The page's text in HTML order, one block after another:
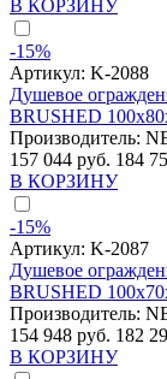
В КОРЗИНУ
-15%
Артикул: K-2088
Душевое
BRUSHED
Производитель:
157 044 руб. 184
В КОРЗИНУ
-15%
Артикул: K-2087
Душевое
BRUSHED
Производитель:
154 948 руб. 182
В КОРЗИНУ